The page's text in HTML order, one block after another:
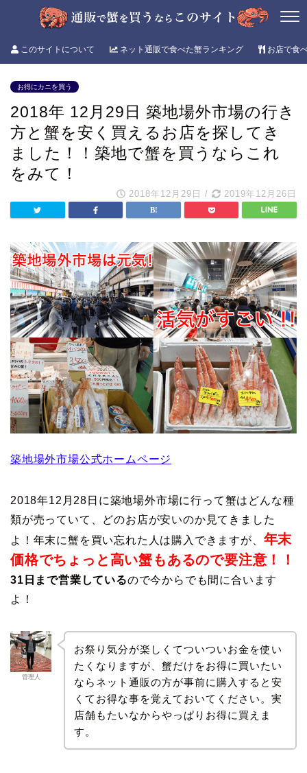
このサイトについて ネット通販で食べた蟹ランキング お店で食
お得にカニを買う
2018年 12月29日 築地場外市場の行き
方と蟹を安く買えるお店を探してき
ました！！築地で蟹を買うならこれ
をみて！
2018年12月29日 / 2019年12月26日
築地場外市場公式ホームページ
2018年12月28日に築地場外市場に行って蟹はどんな種
類が売っていて、どのお店が安いのか見てきました
よ！年末に蟹を買い忘れた人は購入できますが、 年末
価格でちょっと高い蟹もあるので要注意！！
31日まで営業しているので今からでも間に合います
よ！
管理人
お祭り気分が楽しくてついついお金を使い
たくなりますが、蟹だけをお得に買いたい
ならネット通販の方が事前に購入すると安
くてお得な事を覚えておいてください。実
店舗もたいなからやっぱりお得に買えま
す。